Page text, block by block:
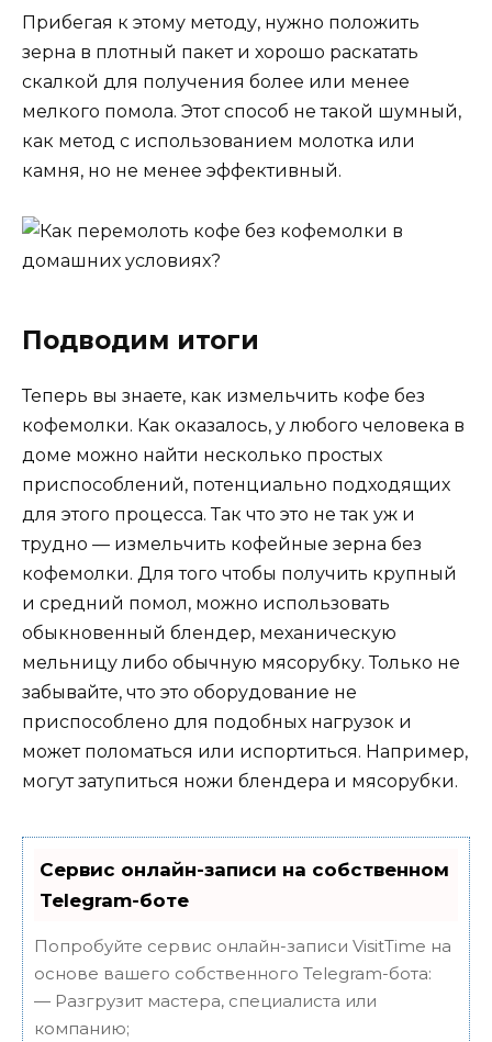
Прибегая к этому методу, нужно положить
зерна в плотный пакет и хорошо раскатать
скалкой для получения более или менее
мелкого помола. Этот способ не такой шумный,
как метод с использованием молотка или
камня, но не менее эффективный.
Подводим итоги
Теперь вы знаете, как измельчить кофе без
кофемолки. Как оказалось, у любого человека в
доме можно найти несколько простых
приспособлений, потенциально подходящих
для этого процесса. Так что это не так уж и
трудно — измельчить кофейные зерна без
кофемолки. Для того чтобы получить крупный
и средний помол, можно использовать
обыкновенный блендер, механическую
мельницу либо обычную мясорубку. Только не
забывайте, что это оборудование не
приспособлено для подобных нагрузок и
может поломаться или испортиться. Например,
могут затупиться ножи блендера и мясорубки.
Сервис онлайн-записи на собственном
Telegram-боте
Попробуйте сервис онлайн-записи VisitTime на
основе вашего собственного Telegram-бота:
— Разгрузит мастера, специалиста или
компанию;